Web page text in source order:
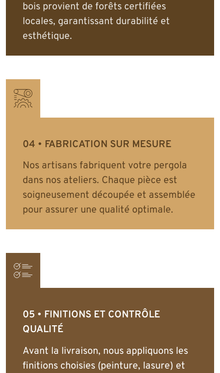
bois provient de forêts certifiées
locales, garantissant durabilité et
esthétique.
FABRICATION SUR MESURE
Nos artisans fabriquent votre pergola
dans nos ateliers. Chaque pièce est
soigneusement découpée et assemblée
pour assurer une qualité optimale.
FINITIONS ET CONTRÔLE
QUALITÉ
Avant la livraison, nous appliquons les
finitions choisies (peinture, lasure) et